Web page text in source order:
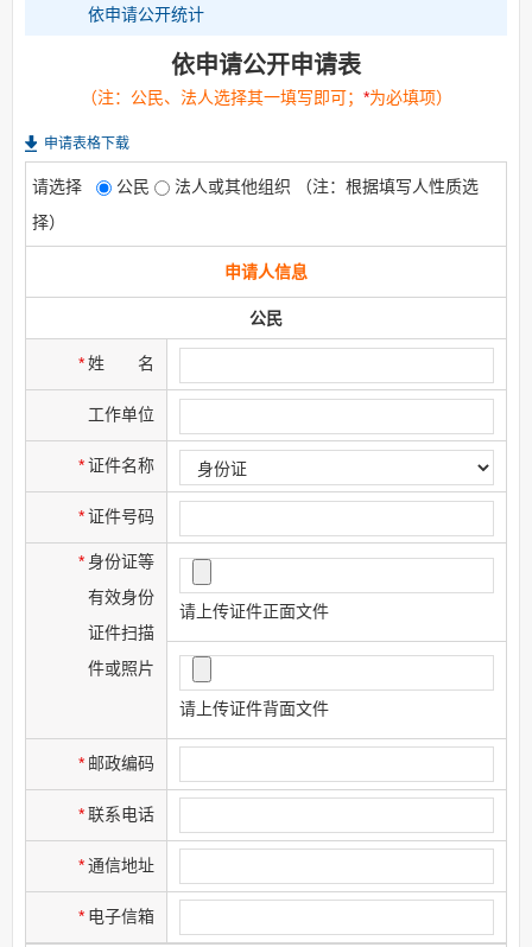
依申请公开统计
依申请公开申请表
（注：公民、法人选择其一填写即可； *为必填项）
申请表格下载
请选择 公民 法人或其他组织 （注：根据填写人性质选
择）
申请人信息
公民
*姓 名
工作单位
*证件名称
*证件号码
* 身份证等
有效身份
证件扫描
件或照片
请上传证件正面文件
请上传证件背面文件
* 邮政编码
*联系电话
*通信地址
* 电子信箱